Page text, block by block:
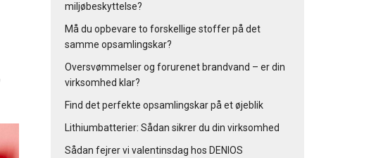
miljøbeskyttelse?
Må du opbevare to forskellige stoffer på det
samme opsamlingskar?
Oversvømmelser og forurenet brandvand – er din
virksomhed klar?
Find det perfekte opsamlingskar på et øjeblik
Lithiumbatterier: Sådan sikrer du din virksomhed
Sådan fejrer vi valentinsdag hos DENIOS